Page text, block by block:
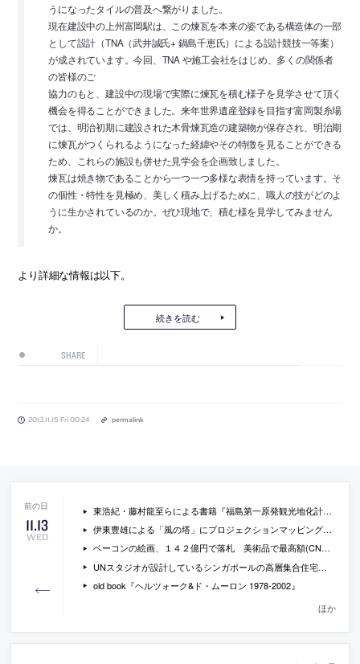
うになったタイルの普及へ繋がりました。
現在建設中の上州富岡駅は、この煉瓦を本来の姿である構造体の一部
として設計（TNA（武井誠氏+ 鍋島千恵氏）による設計競技一等案）
が成されています。今回、TNA や施工会社をはじめ、多くの関係者
の皆様のご
協力のもと、建設中の現場で実際に煉瓦を積む様子を見学させて頂く
機会を得ることができました。来年世界遺産登録を目指す富岡製糸場
では、明治初期に建設された木骨煉瓦造の建築物が保存され、明治期
に煉瓦がつくられるようになった経緯やその特徴を見ることができる
ため、これらの施設も併せた見学会を企画致しました。
煉瓦は焼き物であることから一つ一つ多様な表情を持っています。そ
の個性・特性を見極め、美しく積み上げるために、職人の技がどのよ
うに生かされているのか。ぜひ現地で、積む様を見学してみません
か。
より詳細な情報は以下。
続きを読む
SHARE
2013.11.15 Fri 00:24 permalink
11.13
WED
東浩紀・藤村龍至らによる書籍『福島第一原発観光地化計画』
伊東豊雄による「風の塔」にプロジェクションマッピングが行われるそうです
ベーコンの絵画、１４２億円で落札 美術品で最高額(CNN.co.jp)
UNスタジオが設計しているシンガポールの高層集合住宅の画像
old book『ヘルツォーク&ド・ムーロン 1978-2002』
ほか